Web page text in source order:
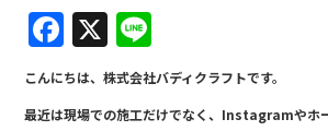
F
a
c
X
n
e
こんにちは、株式会社バディクラフトです。
最近は現場での施工だけでなく、Instagramやホ